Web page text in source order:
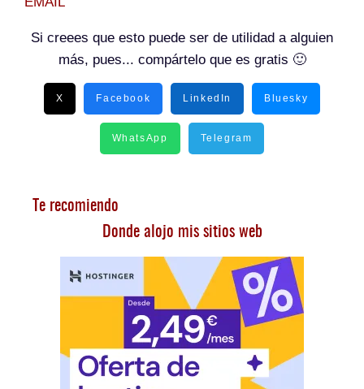
Si creees que esto puede ser de utilidad a alguien
más, pues... compártelo que es gratis 🙂
X Facebook LinkedIn Bluesky
WhatsApp Telegram
Te recomiendo
Donde alojo mis sitios web